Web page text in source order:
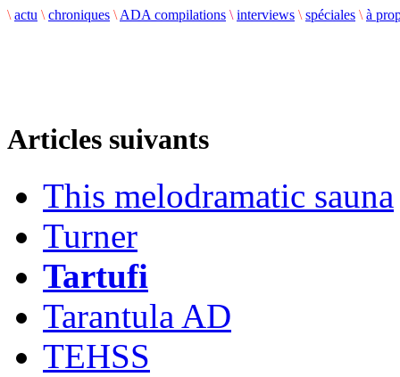
\ actu \ chroniques \ ADA compilations \ interviews \ spéciales \ à
Articles suivants
This melodramatic sauna
Turner
Tartufi
Tarantula AD
TEHSS